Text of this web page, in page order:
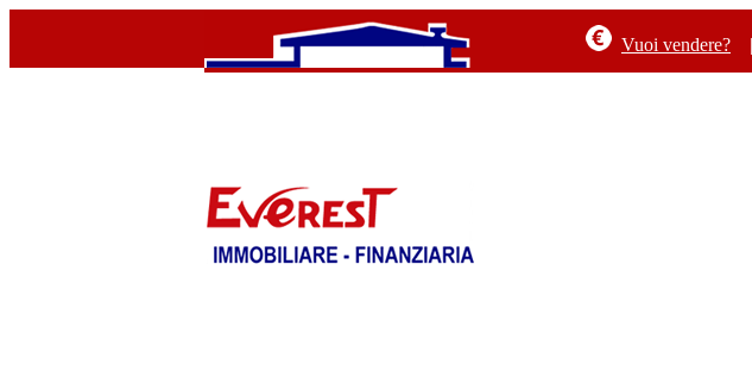
Vuoi vendere?